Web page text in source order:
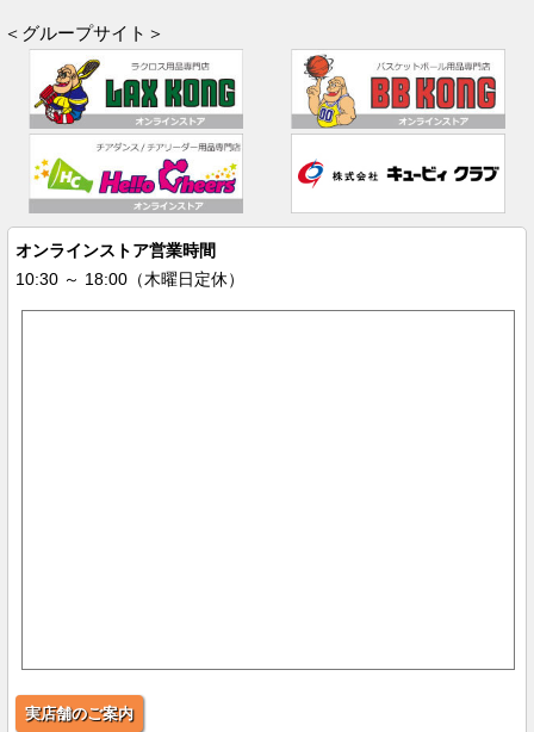
＜グループサイト＞
オンラインストア営業時間
10:30 ～ 18:00（木曜日定休）
実店舗のご案内